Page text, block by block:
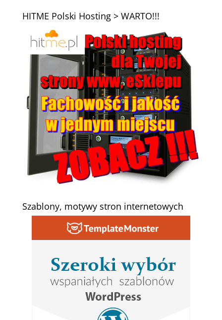
HITME Polski Hosting > WARTO!!!
Szablony, motywy stron internetowych